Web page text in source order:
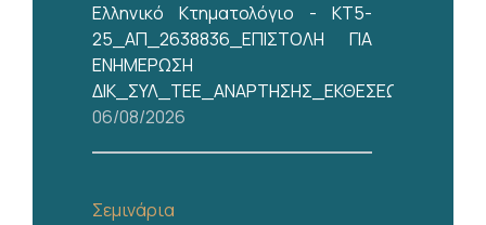
Ελληνικό Κτηματολόγιο - ΚΤ5-
25_ΑΠ_2638836_ΕΠΙΣΤΟΛΗ ΓΙΑ
ΕΝΗΜΕΡΩΣΗ
06/08/2026
Σεμινάρια